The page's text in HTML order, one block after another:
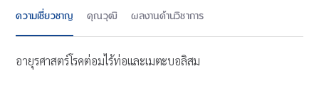
ความเชี่ยวชาญ คุณวุฒิ ผลงานด้านวิชาการ
อายุรศาสตร์โรคต่อมไร้ท่อและเมตะบอลิสม